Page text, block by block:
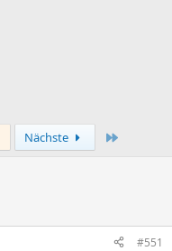
Nächste
#551